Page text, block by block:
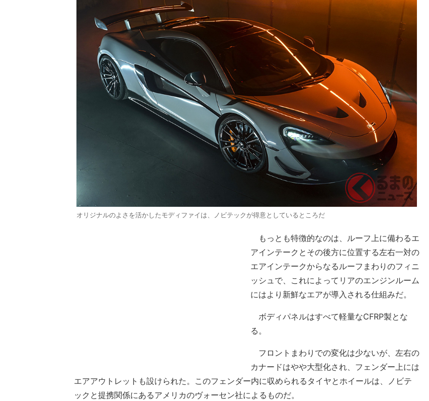
オリジナルのよさを活かしたモディファイは、ノビテックが得意としているところだ
もっとも特徴的なのは、ルーフ上に備わるエ
アインテークとその後方に位置する左右一対の
エアインテークからなるルーフまわりのフィニ
ッシュで、これによってリアのエンジンルーム
にはより新鮮なエアが導入される仕組みだ。
ボディパネルはすべて軽量なCFRP製とな
る。
フロントまわりでの変化は少ないが、左右の
カナードはやや大型化され、フェンダー上には
エアアウトレットも設けられた。このフェンダー内に収められるタイヤとホイールは、ノビテ
ックと提携関係にあるアメリカのヴォーセン社によるものだ。